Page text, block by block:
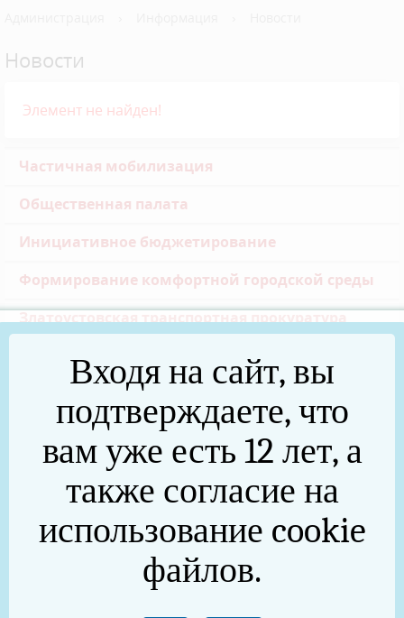
Новости
Элемент не найден!
Частичная мобилизация
Общественная палата
Инициативное бюджетирование
Формирование комфортной городской среды
Златоустовская транспортная прокуратура
Реальные дела (архив)
Национальные проекты
75 лет Победы в Великой Отечественной войне
(архив)
Новости прокуратуры
Входя на сайт, вы
подтверждаете, что
вам уже есть 12 лет, а
также согласие на
использование cookie
файлов.